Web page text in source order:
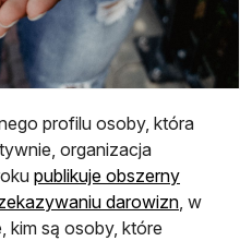
profilu osoby, która
organizacja
publikuje obszerny
darowizn, w
kim są osoby, które